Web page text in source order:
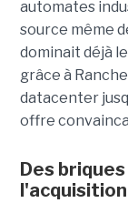
automates
source même
dominait déjà
grâce à
datacenter
offre
Des